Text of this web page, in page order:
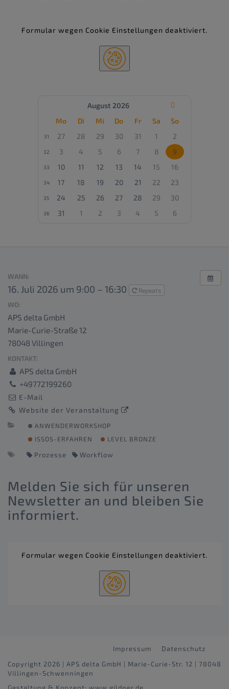
identifiziert. Die ID wird für gezielte Werbung
Google reCAPTCHA ist ein Dienst, der
versucht, zwischen Menschen und Bots zu
unterscheiden, um gefälschte
Kontaktanfragen (Spam) zu verhindern.Die IP-
reCAPTCHA in Ihrem Google-Account
eingeloggt sind, können weitere Daten über
Sie erhoben werden.
Formular wegen Cookie Einstellungen deaktiviert.
August 2026 
Mo Di Mi Do Fr Sa So
31 27 28 29 30 31 1 2
32 3 4 5 6 7 8 9
33 10 11 12 13 14 15 16
34 17 18 19 20 21 22 23
35 24 25 26 27 28 29 30
36 31 1 2 3 4 5 6
WANN:
16. Juli 2026 um 9:00 – 16:30 Repeats
WO:
APS delta GmbH
Marie-Curie-Straße 12
78048 Villingen
KONTAKT:
APS delta GmbH
+49772199260
E-Mail
Website der Veranstaltung
ANWENDERWORKSHOP
ISSOS-ERFAHREN
LEVEL BRONZE
Prozesse Workflow
Melden Sie sich für unseren
Newsletter an und bleiben Sie
informiert.
Formular wegen Cookie Einstellungen deaktiviert.
Impressum
Datenschutz
Copyright 2026 | APS delta GmbH | Marie-Curie-Str. 12 | 78048
Villingen-Schwenningen